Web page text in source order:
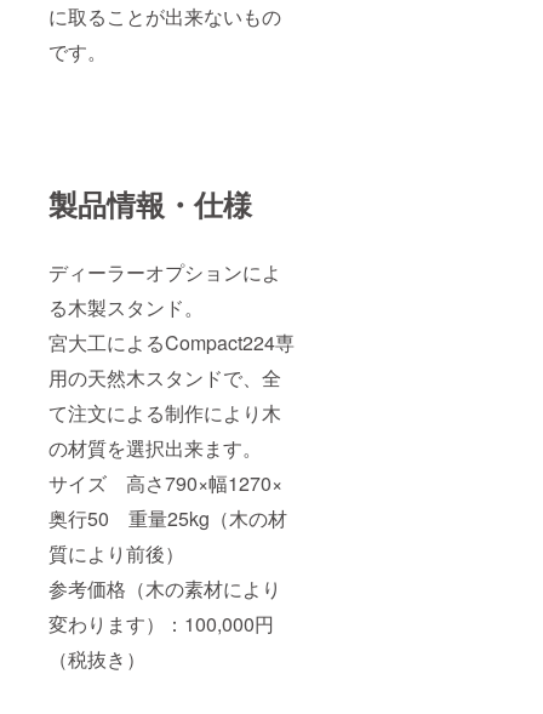
に取ることが出来ないもの
です。
製品情報・仕様
ディーラーオプションによ
る木製スタンド。
宮大工によるCompact224専
用の天然木スタンドで、全
て注文による制作により木
の材質を選択出来ます。
サイズ 高さ790×幅1270×
奥行50 重量25kg（木の材
質により前後）
参考価格（木の素材により
変わります）：100,000円
（税抜き）